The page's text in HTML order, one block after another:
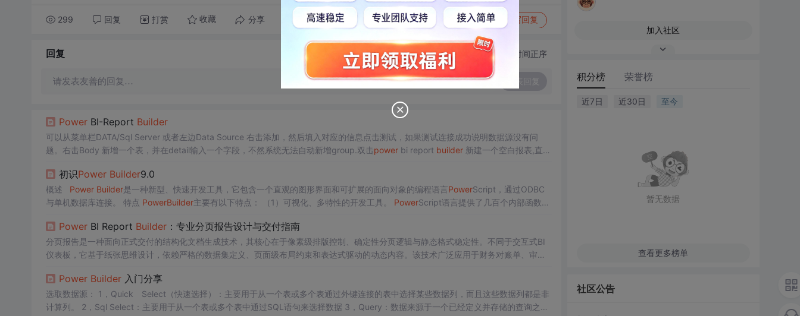
299 回复 打赏 收藏 分享 转发到动态 举报 写回复
回复 切换为时间正序
请发表友善的回复…
PowerBI-Report Builder
可以从菜单栏DATA/Sql Server 或者左边Data Source 右击添加，然后填入对应的信息点击测试，如果测试连接成功说明数据源没有问
题。右击Body 新增一个表，并在detail输入一个字段，不然系统无法自动新增group.双击powerbi report builder新建一个空白报表,直接
初识Power Builder9.0
概述 Power Builder是一种新型、快速开发工具，它包含一个直观的图形界面和可扩展的面向对象的编程语言PowerScript，通过ODBC
与单机数据库连接。 特点 PowerBuilder主要有以下特点： （1）可视化、多特性的开发工具。 PowerScript语言提供了几百个内部函数，
PowerBI Report Builder：专业分页报告设计与交付指南
分页报告是一种面向正式交付的结构化文档生成技术，其核心在于像素级排版控制、确定性分页逻辑与静态格式稳定性。不同于交互式BI
仪表板，它基于纸张思维设计，依赖严格的数据集定义、页面级布局约束和表达式驱动的动态内容。该技术广泛应用于财务对账单、审计
限的现代分页报告工具，填补了
Power Builder入门分享
选取数据源： 1，Quick Select（快速选择）：主要用于从一个表或多个表通过外键连接的表中选择某些数据列，而且这些数据列都是非
计算列。 2，Sql Select：主要用于从一个表或多个表中通过SQL语句来选择数据 3，Query：数据来源于一个已经定义并存储的查询之中
加入社区
积分榜 荣誉榜
近7日 近30日 至今
暂无数据
查看更多榜单
社区公告